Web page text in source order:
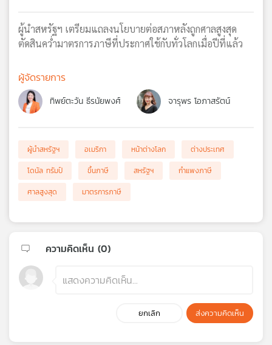
แผนที่
วิทยุ
ข่าย
ผู้นำสหรัฐฯ เตรียมแถลงนโยบายต่อสภาหลังถูกศาลสูงสุด
ตัดสินคว่ำมาตรการภาษีที่ประกาศใช้กับทั่วโลกเมื่อปีที่แล้ว
ผู้จัดรายการ
ทิพย์ตะวัน ธีรนัยพงศ์ จารุพร โอภาสรัตน์
ผู้นำสหรัฐฯ อเมริกา หน้าต่างโลก
ต่างประเทศ
โดนัล ทรัมป์
ขึ้นภาษี สหรัฐฯ
กำแพงภาษี
ศาลสูงสุด
มาตรการภาษี
ความคิดเห็น (0)
ยกเลิก ส่งความคิดเห็น